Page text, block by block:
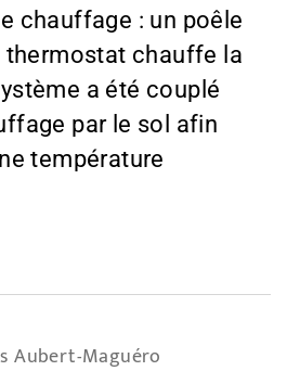
chauffage : un poêle
thermostat chauffe la
a été couplé
par le sol afin
température
Aubert-Maguéro